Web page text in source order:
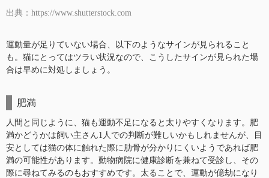
出典：https://www.shutterstock.com
運動量が足りていない場合、以下のようなサインが見られること
も。猫にとってはツラい状況なので、こうしたサインが見られた場
合は早めに対処しましょう。
肥満
人間と同じように、猫も運動不足になると太りやすくなります。肥
満かどうかは飼い主さん1人での判断が難しいかもしれませんが、目
安としては猫の体に触れた際に肋骨が分かりにくいようであれば肥
満の可能性があります。動物病院に健康診断を兼ねて受診し、その
際に尋ねてみるのもおすすめです。太ることで、運動が億劫になり